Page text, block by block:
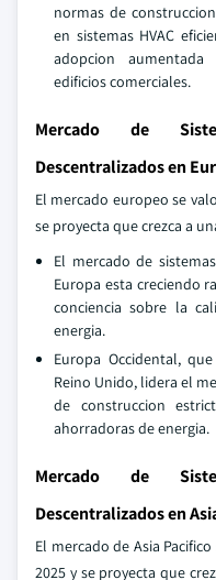
normas de
en sistemas HVAC
adopcion aumentada
edificios comerciales.
Mercado de
Descentralizados en
El mercado europeo se
se proyecta que crezca a
El mercado de
Europa esta creciendo
conciencia sobre la
energia.
Europa Occidental,
Reino Unido, lidera el
de construccion
ahorradoras de energia.
Mercado de
Descentralizados en
El mercado de Asia
2025 y se proyecta que